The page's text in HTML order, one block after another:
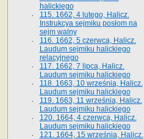
halickiego
115. 1662, 4 lutego, Halicz.
Instrukcya sejmiku posłom na
sejm walny
116. 1662, 5 czerwca, Halicz.
Laudum sejmiku halickiego
relacyjnego
117. 1662, 7 lipca, Halicz.
Laudum sejmiku halickiego
118. 1663, 10 września, Halicz.
Laudum sejmiku halickiego
119. 1663, 11 września, Halicz.
Laudum sejmiku halickiego
120. 1664, 4 czerwca, Halicz.
Laudum sejmiku halickiego
121. 1664, 15 września, Halicz.